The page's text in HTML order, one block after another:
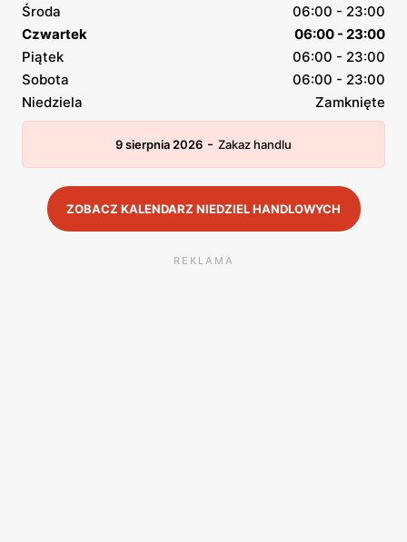
Środa
06:00 - 23:00
Czwartek
06:00 - 23:00
Piątek
06:00 - 23:00
Sobota
06:00 - 23:00
Niedziela
Zamknięte
9 sierpnia 2026 - Zakaz handlu
ZOBACZ KALENDARZ NIEDZIEL HANDLOWYCH
REKLAMA